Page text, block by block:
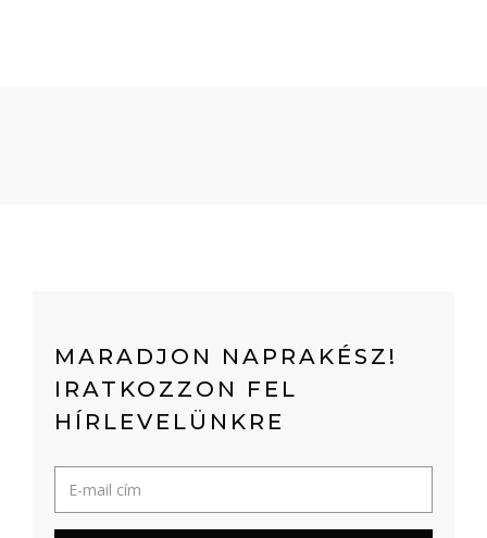
MARADJON NAPRAKÉSZ!
IRATKOZZON FEL
HÍRLEVELÜNKRE